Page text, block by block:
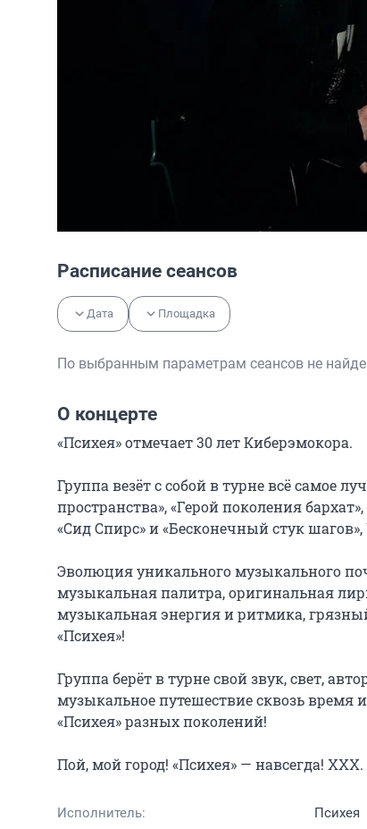
Расписание сеансов
Дата Площадка
По выбранным параметрам сеансов не
О концерте
«Психея» отмечает 30 лет Киберэмокора.
Группа везёт с собой в турне всё самое
пространства», «Герой поколения
«Сид Спирс» и «Бесконечный стук шагов»,
Эволюция уникального музыкального
музыкальная палитра, оригинальная
музыкальная энергия и ритмика,
«Психея»!
Группа берёт в турне свой звук, свет,
музыкальное путешествие сквозь время
«Психея» разных поколений!
Пой, мой город! «Психея» — навсегда! XXX.
Исполнитель: Психея